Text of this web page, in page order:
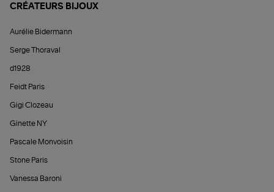
CRÉATEURS BIJOUX
Aurélie Bidermann
Serge Thoraval
d1928
Feidt Paris
Gigi Clozeau
Ginette NY
Pascale Monvoisin
Stone Paris
Vanessa Baroni